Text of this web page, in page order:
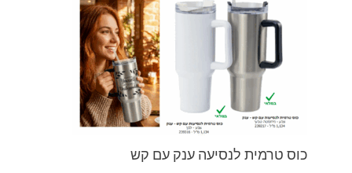
כוס טרמית לנסיעה ענק עם קש